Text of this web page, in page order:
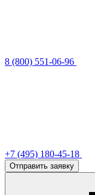
8 (800) 551-06-96
+7 (495) 180-45-18
Отправить заявку